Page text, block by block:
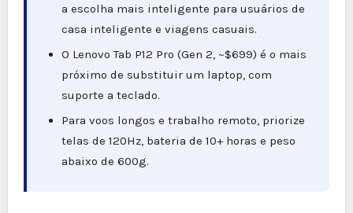
a escolha mais inteligente para usuários de
casa inteligente e viagens casuais.
O Lenovo Tab P12 Pro (Gen 2, ~$699) é o mais
próximo de substituir um laptop, com
suporte a teclado.
Para voos longos e trabalho remoto, priorize
telas de 120Hz, bateria de 10+ horas e peso
abaixo de 600g.